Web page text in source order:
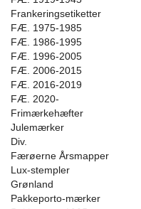
Frankeringsetiketter
FÆ. 1975-1985
FÆ. 1986-1995
FÆ. 1996-2005
FÆ. 2006-2015
FÆ. 2016-2019
FÆ. 2020-
Frimærkehæfter
Julemærker
Div.
Færøerne Årsmapper
Lux-stempler
Grønland
Pakkeporto-mærker